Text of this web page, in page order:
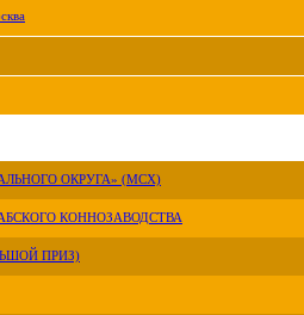
ОКРУГА» (МСХ)
КОННОЗАВОДСТВА
ПРИЗ)